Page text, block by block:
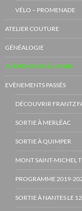
VÉLO – PROMENADE
ATELIER COUTURE
GÉNÉALOGIE
EVÈNEMENTS À VENIR
EVÈNEMENTS PASSÉS
DÉCOUVRIR FRANTZ
SORTIE À MERLÉAC
SORTIE À QUIMPER
MONT SAINT-MICHEL
PROGRAMME 2019-
SORTIE À NANTES LE